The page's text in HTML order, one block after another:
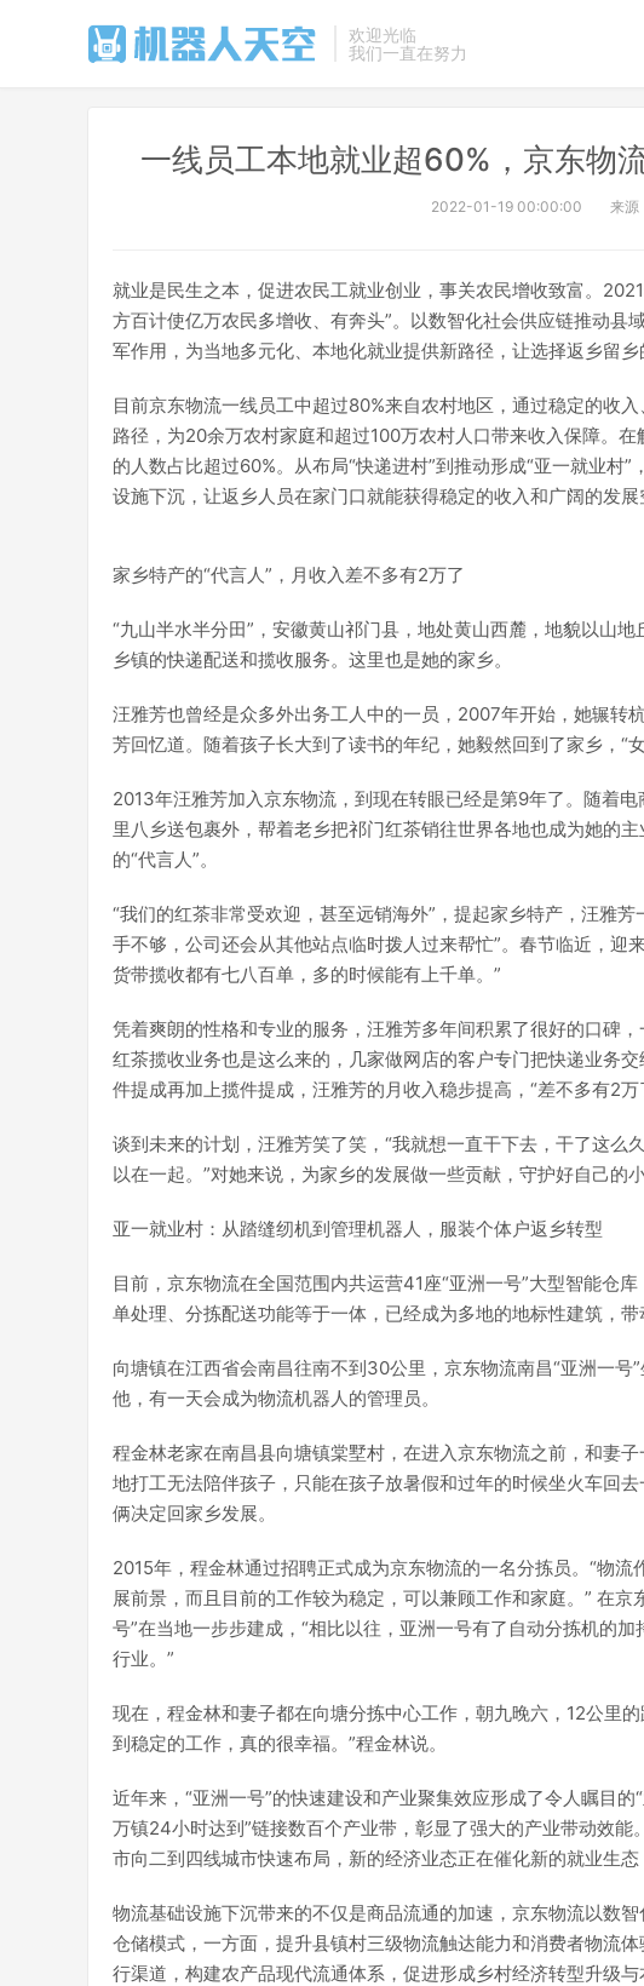
欢迎光临
我们一直在努力
一线员工本地就业超60%，京东物
2022-01-19 00:00:00 来源
就业是民生之本，促进农民工就业创业，事关农民增收致富。
方百计使亿万农民多增收、有奔头”。以数智化社会供应链推动县
军作用，为当地多元化、本地化就业提供新路径，让选择返乡留乡
目前京东物流一线员工中超过80%来自农村地区，通过稳定的收
路径，为20余万农村家庭和超过100万农村人口带来收入保障。
的人数占比超过60%。从布局“快递进村”到推动形成“亚一就业村
设施下沉，让返乡人员在家门口就能获得稳定的收入和广阔的发展
家乡特产的“代言人”，月收入差不多有2万了
“九山半水半分田”，安徽黄山祁门县，地处黄山西麓，地貌以山
乡镇的快递配送和揽收服务。这里也是她的家乡。
汪雅芳也曾经是众多外出务工人中的一员，2007年开始，她辗转
芳回忆道。随着孩子长大到了读书的年纪，她毅然回到了家乡，“
2013年汪雅芳加入京东物流，到现在转眼已经是第9年了。随着
里八乡送包裹外，帮着老乡把祁门红茶销往世界各地也成为她的
的“代言人”。
“我们的红茶非常受欢迎，甚至远销海外”，提起家乡特产，汪雅
手不够，公司还会从其他站点临时拨人过来帮忙”。春节临近，迎
货带揽收都有七八百单，多的时候能有上千单。”
凭着爽朗的性格和专业的服务，汪雅芳多年间积累了很好的口碑
红茶揽收业务也是这么来的，几家做网店的客户专门把快递业务
件提成再加上揽件提成，汪雅芳的月收入稳步提高，“差不多有2万
谈到未来的计划，汪雅芳笑了笑，“我就想一直干下去，干了这么
以在一起。”对她来说，为家乡的发展做一些贡献，守护好自己的
亚一就业村：从踏缝纫机到管理机器人，服装个体户返乡转型
目前，京东物流在全国范围内共运营41座“亚洲一号”大型智能仓
单处理、分拣配送功能等于一体，已经成为多地的地标性建筑，带
向塘镇在江西省会南昌往南不到30公里，京东物流南昌“亚洲一
他，有一天会成为物流机器人的管理员。
程金林老家在南昌县向塘镇棠墅村，在进入京东物流之前，和妻
地打工无法陪伴孩子，只能在孩子放暑假和过年的时候坐火车回
俩决定回家乡发展。
2015年，程金林通过招聘正式成为京东物流的一名分拣员。“物
展前景，而且目前的工作较为稳定，可以兼顾工作和家庭。” 在
号”在当地一步步建成，“相比以往，亚洲一号有了自动分拣机的
行业。”
现在，程金林和妻子都在向塘分拣中心工作，朝九晚六，12公里
到稳定的工作，真的很幸福。”程金林说。
近年来，“亚洲一号”的快速建设和产业聚集效应形成了令人瞩目
万镇24小时达到”链接数百个产业带，彰显了强大的产业带动效能
市向二到四线城市快速布局，新的经济业态正在催化新的就业生态
物流基础设施下沉带来的不仅是商品流通的加速，京东物流以数
仓储模式，一方面，提升县镇村三级物流触达能力和消费者物流
行渠道，构建农产品现代流通体系，促进形成乡村经济转型升级